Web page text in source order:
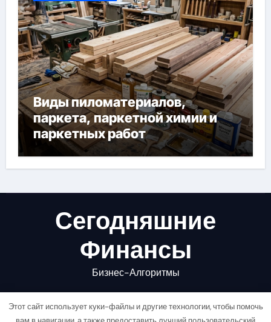
Виды пиломатериалов,
паркета, паркетной химии и
паркетных работ
Сегодняшние
Финансы
Бизнес-Алгоритмы
Этот сайт использует куки-файлы и другие технологии, чтобы помочь